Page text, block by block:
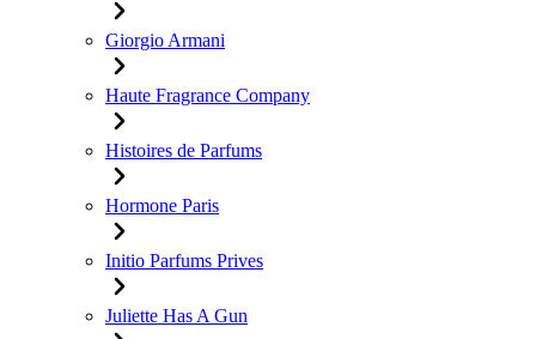
Giorgio Armani
Haute Fragrance Company
Histoires de Parfums
Hormone Paris
Initio Parfums Prives
Juliette Has A Gun